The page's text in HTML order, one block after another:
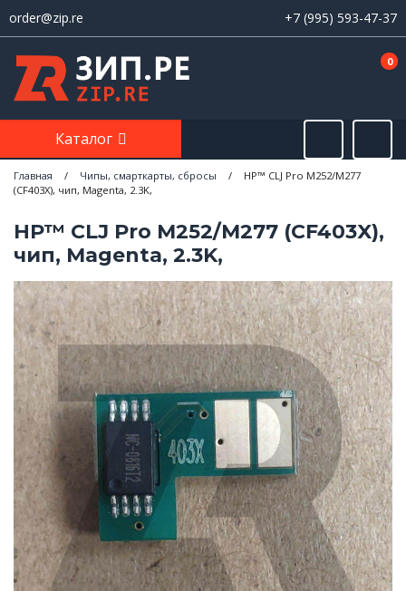
order@zip.re +7 (995) 593-47-37
0
Каталог
Главная / Чипы, смарткарты, сбросы /
HP™ CLJ Pro M252/M277
(CF403X), чип, Magenta, 2.3K,
HP™ CLJ Pro M252/M277 (CF403X),
чип, Magenta, 2.3K,